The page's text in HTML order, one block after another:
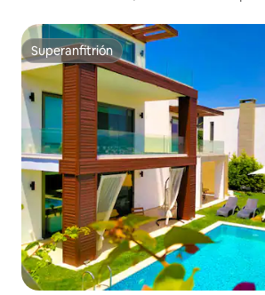
Superanfitrión
Superanfitrión